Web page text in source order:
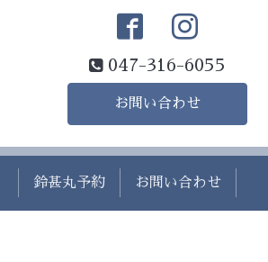
047-316-6055
お問い合わせ
鈴甚丸予約 お問い合わせ